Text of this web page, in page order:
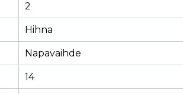
2
Hihna
Napavaihde
14